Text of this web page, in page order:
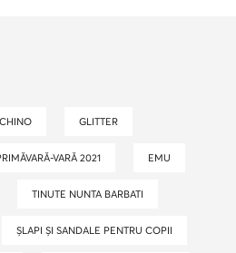
GLITTER
VARĂ 2021 EMU
TINUTE NUNTA BARBATI
ȘLAPI ȘI SANDALE PENTRU COPII